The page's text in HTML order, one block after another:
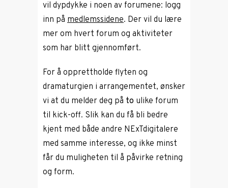
vil dypdykke i noen av forumene: logg
inn på medlemssidene. Der vil du lære
mer om hvert forum og aktiviteter
som har blitt gjennomført.
For å opprettholde flyten og
dramaturgien i arrangementet, ønsker
vi at du melder deg på to ulike forum
til kick-off. Slik kan du få bli bedre
kjent med både andre NExTdigitalere
med samme interesse, og ikke minst
får du muligheten til å påvirke retning
og form.